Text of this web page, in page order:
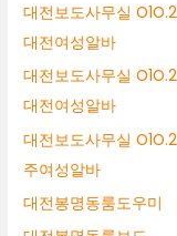
대전보도사무실
대전여성알바
대전보도사무실
대전여성알바
대전보도사무실
주여성알바
대전봉명동룸도우미